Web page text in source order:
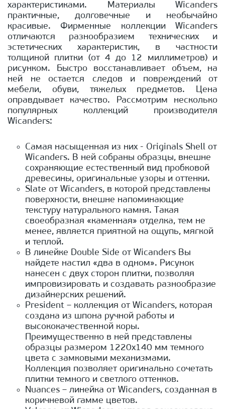
характеристиками. Материалы Wicanders
практичные, долговечные и необычайно
красивые. Фирменные коллекции Wicanders
отличаются разнообразием технических и
эстетических характеристик, в частности
толщиной плитки (от 4 до 12 миллиметров) и
рисунком. Быстро восстанавливает объем, на
ней не остается следов и повреждений от
мебели, обуви, тяжелых предметов. Цена
оправдывает качество. Рассмотрим несколько
популярных коллекций производителя
Wicanders:
Самая насыщенная из них - Originals Shell от
Wicanders. В ней собраны образцы, внешне
сохраняющие естественный вид пробковой
древесины, оригинальные узоры и оттенки.
Slate от Wicanders, в которой представлены
поверхности, внешне напоминающие
текстуру натурального камня. Такая
своеобразная «каменная» отделка, тем не
менее, является приятной на ощупь, мягкой
и теплой.
В линейке Double Side от Wicanders Вы
найдете настил «два в одном». Рисунок
нанесен с двух сторон плитки, позволяя
импровизировать и создавать разнообразие
дизайнерских решений.
President – коллекция от Wicanders, которая
создана из шпона ручной работы и
высококачественной коры.
Преимущественно в ней представлены
образцы размером 1220х140 мм темного
цвета с замковыми механизмами.
Коллекция позволяет оригинально сочетать
плитки темного и светлого оттенков.
Nuances – линейка от Wicanders, созданная в
коричневой гамме цветов.